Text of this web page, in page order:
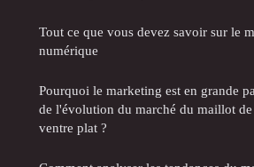
Tout ce que vous devez savoir sur le
numérique
Pourquoi le marketing est en grande
de l'évolution du marché du maillot
ventre plat ?